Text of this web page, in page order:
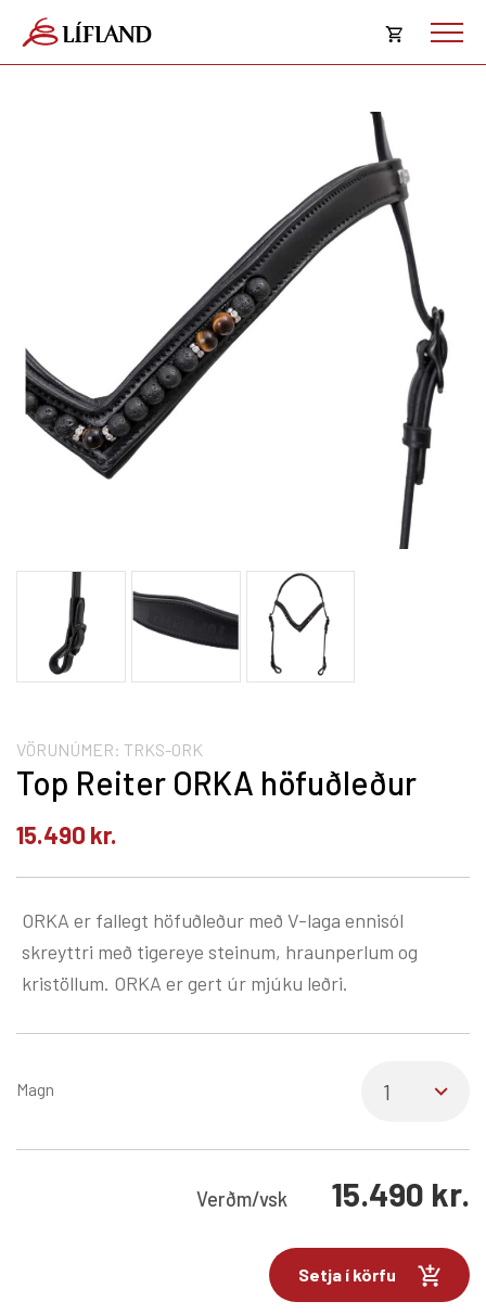
Opna
VÖRUNÚMER: TRKS-ORK
Top Reiter ORKA höfuðleður
15.490 kr.
ORKA er fallegt höfuðleður með V-laga ennisól
skreyttri með tigereye steinum, hraunperlum og
kristöllum. ORKA er gert úr mjúku leðri.
Magn
Verðm/vsk 15.490 kr.
Setja í körfu